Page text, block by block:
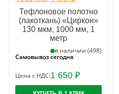
Тефлоновое полотно
(лакоткань) «Циркон»
130 мкм, 1000 мм, 1
метр
в наличии (498)
Самовывоз сегодня
Цена с НДС:1 650 ₽